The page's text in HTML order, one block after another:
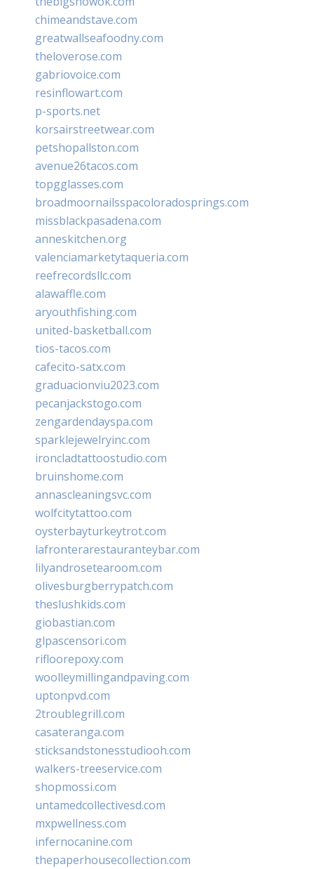
chimeandstave.com
greatwallseafoodny.com
theloverose.com
gabriovoice.com
resinflowart.com
p-sports.net
korsairstreetwear.com
petshopallston.com
avenue26tacos.com
topgglasses.com
broadmoornailsspacoloradosprings.com
missblackpasadena.com
anneskitchen.org
valenciamarketytaqueria.com
reefrecordsllc.com
alawaffle.com
aryouthfishing.com
united-basketball.com
tios-tacos.com
cafecito-satx.com
graduacionviu2023.com
pecanjackstogo.com
zengardendayspa.com
sparklejewelryinc.com
ironcladtattoostudio.com
bruinshome.com
annascleaningsvc.com
wolfcitytattoo.com
oysterbayturkeytrot.com
lafronterarestauranteybar.com
lilyandrosetearoom.com
olivesburgberrypatch.com
theslushkids.com
giobastian.com
glpascensori.com
rifloorepoxy.com
woolleymillingandpaving.com
uptonpvd.com
2troublegrill.com
casateranga.com
sticksandstonesstudiooh.com
walkers-treeservice.com
shopmossi.com
untamedcollectivesd.com
mxpwellness.com
infernocanine.com
thepaperhousecollection.com